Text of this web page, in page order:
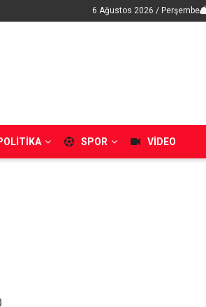
6 Ağustos 2026 / Perşembe
SPOR VIDEO